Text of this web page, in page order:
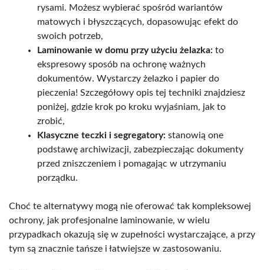
rysami. Możesz wybierać spośród wariantów
matowych i błyszczących, dopasowując efekt do
swoich potrzeb,
Laminowanie w domu przy użyciu żelazka: to
ekspresowy sposób na ochronę ważnych
dokumentów. Wystarczy żelazko i papier do
pieczenia! Szczegółowy opis tej techniki znajdziesz
poniżej, gdzie krok po kroku wyjaśniam, jak to
zrobić,
Klasyczne teczki i segregatory: stanowią one
podstawę archiwizacji, zabezpieczając dokumenty
przed zniszczeniem i pomagając w utrzymaniu
porządku.
Choć te alternatywy mogą nie oferować tak kompleksowej
ochrony, jak profesjonalne laminowanie, w wielu
przypadkach okazują się w zupełności wystarczające, a przy
tym są znacznie tańsze i łatwiejsze w zastosowaniu.